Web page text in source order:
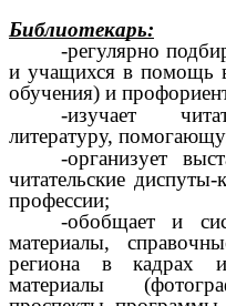
Библиотекарь:
-регулярно
и учащихся в помощь
обучения) и
-изучает
литературу,
-организует
читательские
профессии;
-обобщает и
материалы,
региона в кадрах и
материалы